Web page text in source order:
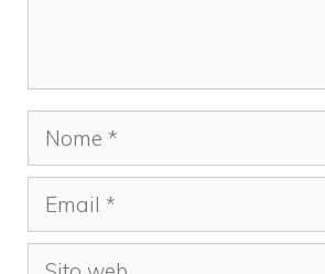
Nome
Email
Sito